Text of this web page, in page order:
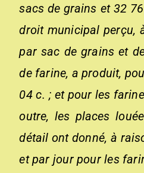
sacs de grains et 32
droit municipal perçu,
par sac de grains et
de farine, a produit,
04 c. ; et pour les
outre, les places
détail ont donné, à
et par jour pour les